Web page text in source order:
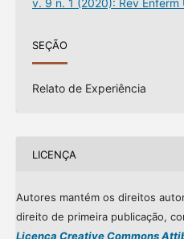
v. 9 n. 1 (2020): Rev Enferm
SEÇÃO
Relato de Experiência
LICENÇA
Autores mantém os direitos
direito de primeira publicação,
Licença Creative Commons